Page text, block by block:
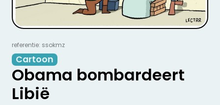
referentie: ssokmz
Cartoon
Obama bombardeert
Libië